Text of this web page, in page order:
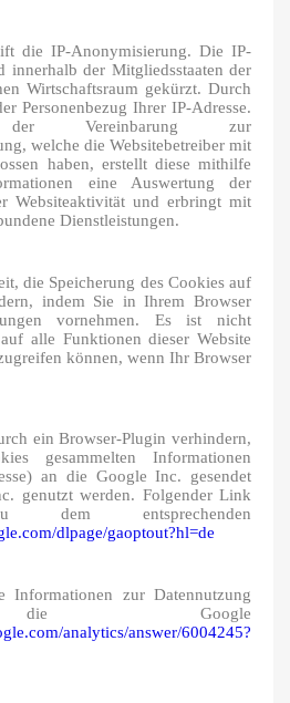
die IP-Anonymisierung. Die IP-
innerhalb der Mitgliedsstaaten der
Wirtschaftsraum gekürzt. Durch
Personenbezug Ihrer IP-Adresse.
Vereinbarung zur
welche die Websitebetreiber mit
haben, erstellt diese mithilfe
eine Auswertung der
Websiteaktivität und erbringt mit
Dienstleistungen.
die Speicherung des Cookies auf
indem Sie in Ihrem Browser
vornehmen. Es ist nicht
alle Funktionen dieser Website
können, wenn Ihr Browser
ein Browser-Plugin verhindern,
gesammelten Informationen
an die Google Inc. gesendet
genutzt werden. Folgender Link
entsprechenden
dlpage/gaoptout?hl=de
Informationen zur Datennutzung
Google
analytics/answer/6004245?